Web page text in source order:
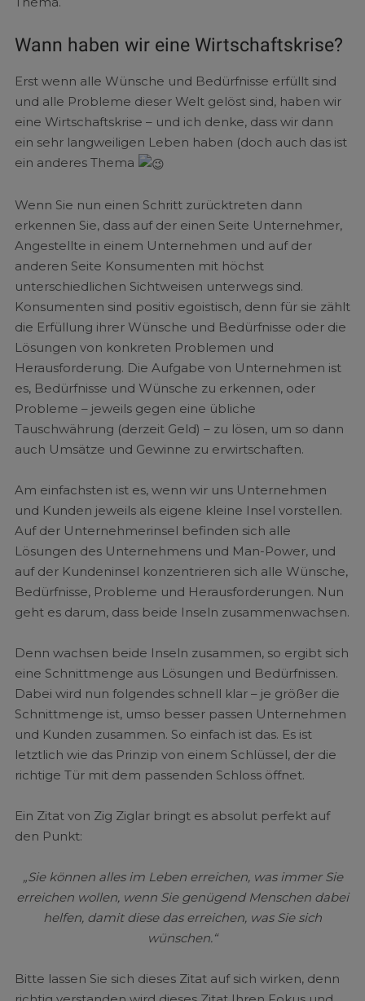
Wann haben wir eine Wirtschaftskrise?
Erst wenn alle Wünsche und Bedürfnisse erfüllt sind
und alle Probleme dieser Welt gelöst sind, haben wir
eine Wirtschaftskrise – und ich denke, dass wir dann
ein sehr langweiligen Leben haben (doch auch das ist
ein anderes Thema
Wenn Sie nun einen Schritt zurücktreten dann
erkennen Sie, dass auf der einen Seite Unternehmer,
Angestellte in einem Unternehmen und auf der
anderen Seite Konsumenten mit höchst
unterschiedlichen Sichtweisen unterwegs sind.
Konsumenten sind positiv egoistisch, denn für sie zählt
die Erfüllung ihrer Wünsche und Bedürfnisse oder die
Lösungen von konkreten Problemen und
Herausforderung. Die Aufgabe von Unternehmen ist
es, Bedürfnisse und Wünsche zu erkennen, oder
Probleme – jeweils gegen eine übliche
Tauschwährung (derzeit Geld) – zu lösen, um so dann
auch Umsätze und Gewinne zu erwirtschaften.
Am einfachsten ist es, wenn wir uns Unternehmen
und Kunden jeweils als eigene kleine Insel vorstellen.
Auf der Unternehmerinsel befinden sich alle
Lösungen des Unternehmens und Man-Power, und
auf der Kundeninsel konzentrieren sich alle Wünsche,
Bedürfnisse, Probleme und Herausforderungen. Nun
geht es darum, dass beide Inseln zusammenwachsen.
Denn wachsen beide Inseln zusammen, so ergibt sich
eine Schnittmenge aus Lösungen und Bedürfnissen.
Dabei wird nun folgendes schnell klar – je größer die
Schnittmenge ist, umso besser passen Unternehmen
und Kunden zusammen. So einfach ist das. Es ist
letztlich wie das Prinzip von einem Schlüssel, der die
richtige Tür mit dem passenden Schloss öffnet.
Ein Zitat von Zig Ziglar bringt es absolut perfekt auf
den Punkt:
„Sie können alles im Leben erreichen, was immer Sie
erreichen wollen, wenn Sie genügend Menschen dabei
helfen, damit diese das erreichen, was Sie sich
wünschen.“
Bitte lassen Sie sich dieses Zitat auf sich wirken, denn